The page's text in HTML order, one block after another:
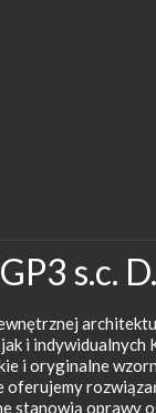
s.c.
i indywidualnych
i oryginalne
oferujemy
stanowią oprawy